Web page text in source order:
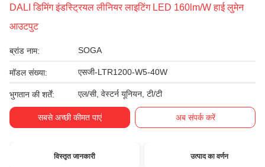
DALI डिमिंग इंडस्ट्रियल लीनियर लाइटिंग LED 160lm/W हाई लुमेन
आउटपुट
ब्रांड नाम: SOGA
मॉडल संख्या: एसजी-LTR1200-W5-40W
भुगतान की शर्तें: एल/सी, वेस्टर्न यूनियन, टी/टी
सबसे अच्छी कीमत पाएं अब संपर्क करें
विस्तृत जानकारी उत्पाद का वर्णन